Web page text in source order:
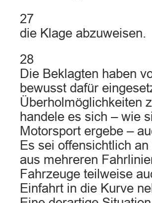
27
die Klage abzuweisen.
28
Die Beklagten haben
bewusst dafür
Überholmöglichkeiten
handele es sich – wie
Motorsport ergebe –
Es sei offensichtlich
aus mehreren
Fahrzeuge teilweise
Einfahrt in die Kurve